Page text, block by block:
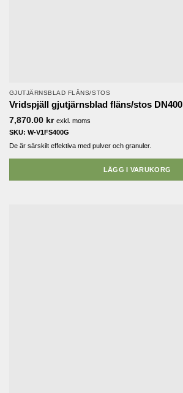
GJUTJÄRNSBLAD FLÄNS/STOS
Vridspjäll gjutjärnsblad fläns/stos DN400
7,870.00 kr exkl. moms
SKU: W-V1FS400G
De är särskilt effektiva med pulver och granuler.
LÄGG I VARUKORG